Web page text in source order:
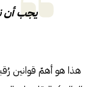
يجب أن
هذا هو أهمّ قوانين